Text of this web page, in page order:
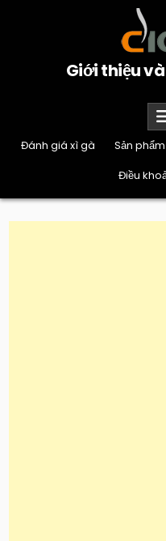
Giới thiệu
Đánh giá xì gà
Sản phẩm
Điều